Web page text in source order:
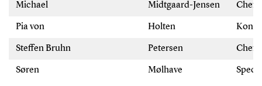
Michael Midtgaard-Jensen
Pia von Holten
Steffen Bruhn Petersen
Søren Mølhave